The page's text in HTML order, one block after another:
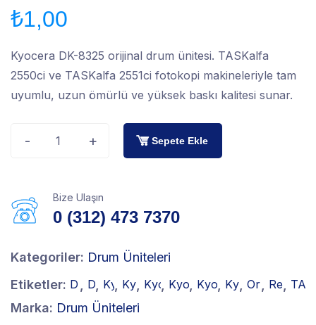
₺1,00
Kyocera DK-8325 orijinal drum ünitesi. TASKalfa
2550ci ve TASKalfa 2551ci fotokopi makineleriyle tam
uyumlu, uzun ömürlü ve yüksek baskı kalitesi sunar.
- + Sepete Ekle
Bize Ulaşın
0 (312) 473 7370
Kategoriler: Drum Üniteleri
Etiketler: DK-8325 Drum
Drum Ünitesi
Kyocera DK-8325
Kyocera Drum Ünitesi
Kyocera Sarf Malzemeleri
Kyocera TASKalfa
Kyocera TASKalfa
Kyocera Yedek
, OrijinalRenkli
Marka: Drum Üniteleri